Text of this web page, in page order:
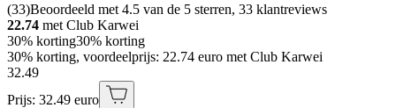
(33)Beoordeeld met 4.5 van de 5 sterren, 33 klantreviews
22.74 met Club Karwei
30% korting30% korting
30% korting, voordeelprijs: 22.74 euro met Club Karwei
32.49
Prijs: 32.49 euro